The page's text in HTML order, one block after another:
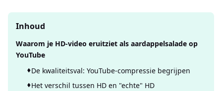
Inhoud
Waarom je HD-video eruitziet als aardappelsalade op
YouTube
De kwaliteitsval: YouTube-compressie begrijpen
Het verschil tussen HD en "echte" HD